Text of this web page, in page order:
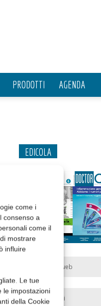
come i
consenso a
come il
mostrare
influire
Le tue
le impostazioni
della Cookie
PRODOTTI AGENDA
EDICOLA
Edicola web
Abbonati